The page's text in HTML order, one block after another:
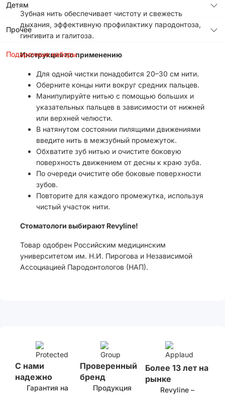
Детям
Прочее
Подарочные наборы
Зубная нить обеспечивает чистоту и свежесть
дыхания, эффективную профилактику пародонтоза,
гингивита и галитоза.
Инструкция по применению
Для одной чистки понадобится 20–30 см нити.
Оберните концы нити вокруг средних пальцев.
Манипулируйте нитью с помощью больших и
указательных пальцев в зависимости от нижней
или верхней челюсти.
В натянутом состоянии пилящими движениями
введите нить в межзубный промежуток.
Обхватите зуб нитью и очистите боковую
поверхность движением от десны к краю зуба.
По очереди очистите обе боковые поверхности
зубов.
Повторите для каждого промежутка, используя
чистый участок нити.
Стоматологи выбирают Revyline!
Товар одобрен Российским медицинским
университетом им. Н.И. Пирогова и Независимой
Ассоциацией Пародонтологов (НАП).
С нами
надежно
Гарантия на
Проверенный
бренд
Продукция
Более 13 лет на
рынке
Revyline –